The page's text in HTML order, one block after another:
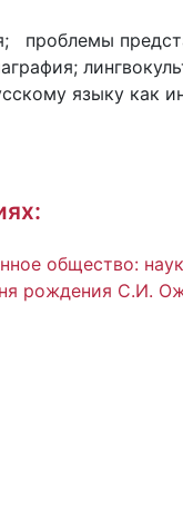
проблемы
языку как
общество:
рождения С.И.